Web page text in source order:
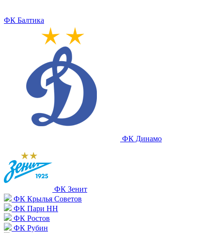
ФК Балтика
ФК Динамо
ФК Зенит
ФК Крылья Советов
ФК Пари НН
ФК Ростов
ФК Рубин